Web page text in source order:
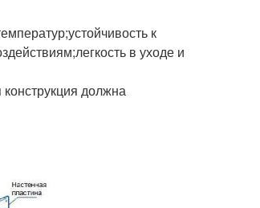
к
в уходе и
должна